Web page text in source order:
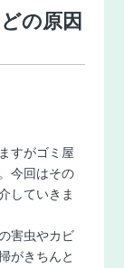
の原因
すがゴミ屋
今回はその
していきま
害虫やカビ
がきちんと